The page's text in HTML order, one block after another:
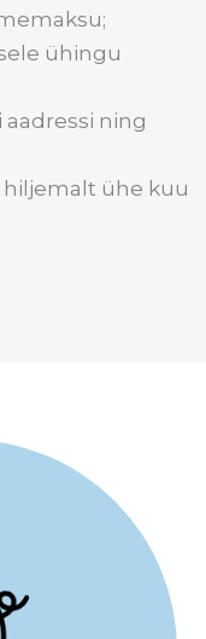
ühingu
ning
ühe kuu